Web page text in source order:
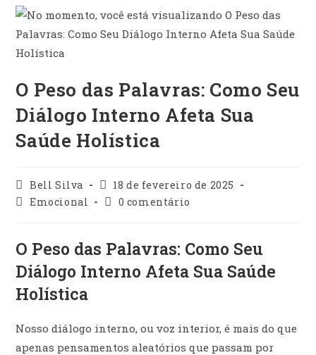
O Peso das Palavras: Como Seu
Diálogo Interno Afeta Sua
Saúde Holística
Autor
do
Bell Silva
Post
publicado:
18 de fevereiro de 2025
Categoria
Emocional
Comentários
0 comentário
O Peso das Palavras: Como Seu
Diálogo Interno Afeta Sua Saúde
Holística
Nosso diálogo interno, ou voz interior, é mais do que
apenas pensamentos aleatórios que passam por